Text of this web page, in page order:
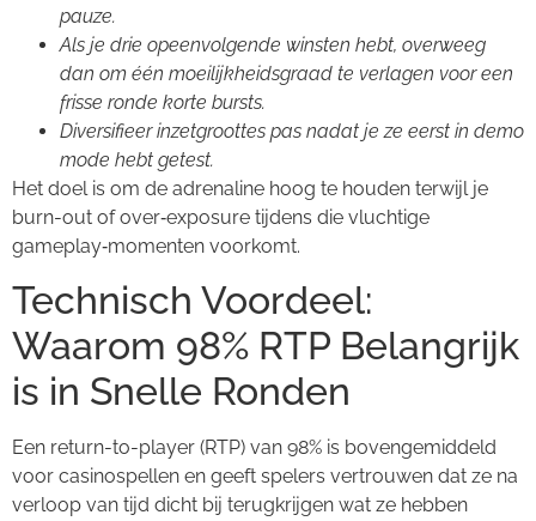
pauze.
Als je drie opeenvolgende winsten hebt, overweeg
dan om één moeilijkheidsgraad te verlagen voor een
frisse ronde korte bursts.
Diversifieer inzetgroottes pas nadat je ze eerst in demo
mode hebt getest.
Het doel is om de adrenaline hoog te houden terwijl je
burn-out of over‑exposure tijdens die vluchtige
gameplay‑momenten voorkomt.
Technisch Voordeel:
Waarom 98% RTP Belangrijk
is in Snelle Ronden
Een return-to-player (RTP) van 98% is bovengemiddeld
voor casinospellen en geeft spelers vertrouwen dat ze na
verloop van tijd dicht bij terugkrijgen wat ze hebben